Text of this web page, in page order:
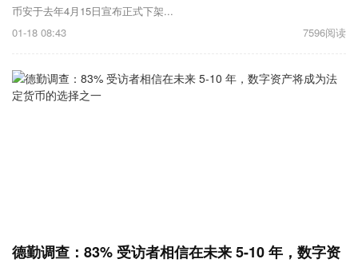
币安于去年4月15日宣布正式下架...
01-18 08:43
7596阅读
德勤调查：83% 受访者相信在未来 5-10 年，数字资